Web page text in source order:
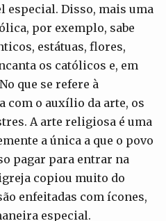
especial. Disso, mais uma
por exemplo, sabe
estátuas, flores,
os católicos e, em
que se refere à
com o auxílio da arte, os
A arte religiosa é uma
a única a que o povo
pagar para entrar na
copiou muito do
enfeitadas com ícones,
especial.